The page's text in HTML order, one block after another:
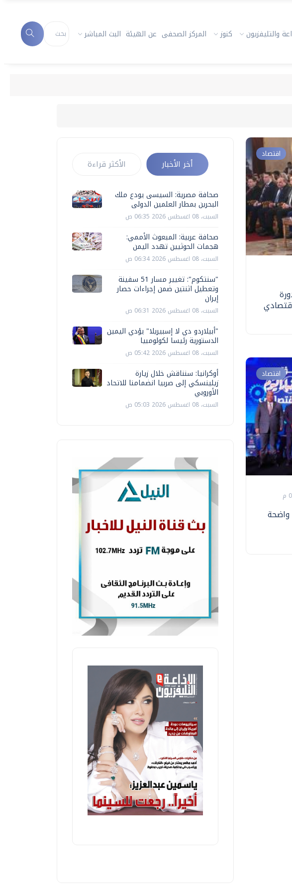
والتليفزيون كنوز المركز الصحفى عن الهيئة البث المباشر
اقتصاد
اقتصاد
أخر الأخبار الأكثر قراءة
صحافة مصرية: السيسى يودع ملك
البحرين بمطار العلمين الدولى
السبت، 08 اغسطس 2026 06:35 ص
صحافة عربية: المبعوث الأممي:
هجمات الحوثيين تهدد اليمن
السبت، 08 اغسطس 2026 06:34 ص
"سنتكوم": تغيير مسار 51 سفينة
وتعطيل اثنتين ضمن إجراءات حصار
إيران
السبت، 08 اغسطس 2026 06:31 ص
"أبيلاردو دي لا إسبيريلا" يؤدي اليمين
الدستورية رئيسا لكولومبيا
السبت، 08 اغسطس 2026 05:42 ص
أوكرانيا: سنناقش خلال زيارة
زيلينسكي إلى صربيا انضمامنا للاتحاد
الأوروبي
السبت، 08 اغسطس 2026 05:03 ص